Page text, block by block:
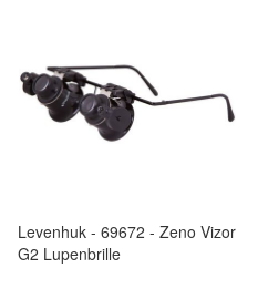
Levenhuk - 69672 - Zeno Vizor
G2 Lupenbrille